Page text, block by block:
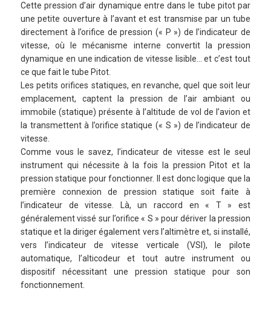
Cette pression d’air dynamique entre dans le tube pitot par
une petite ouverture à l’avant et est transmise par un tube
directement à l’orifice de pression (« P ») de l’indicateur de
vitesse, où le mécanisme interne convertit la pression
dynamique en une indication de vitesse lisible… et c’est tout
ce que fait le tube Pitot.
Les petits orifices statiques, en revanche, quel que soit leur
emplacement, captent la pression de l’air ambiant ou
immobile (statique) présente à l’altitude de vol de l’avion et
la transmettent à l’orifice statique (« S ») de l’indicateur de
vitesse.
Comme vous le savez, l’indicateur de vitesse est le seul
instrument qui nécessite à la fois la pression Pitot et la
pression statique pour fonctionner. Il est donc logique que la
première connexion de pression statique soit faite à
l’indicateur de vitesse. Là, un raccord en « T » est
généralement vissé sur l’orifice « S » pour dériver la pression
statique et la diriger également vers l’altimètre et, si installé,
vers l’indicateur de vitesse verticale (VSI), le pilote
automatique, l’alticodeur et tout autre instrument ou
dispositif nécessitant une pression statique pour son
fonctionnement.